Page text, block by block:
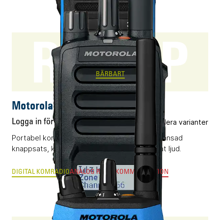
R5 LKP
BÄRBART
Motorola R5 LKP
Logga in för pris Flera varianter
Portabel komradio (DMR) utrustad med begränsad
knappsats, kompakt display och AI-optimerat ljud.
DIGITAL KOMRADIOANALOG RADIOKOMMUNIKATION